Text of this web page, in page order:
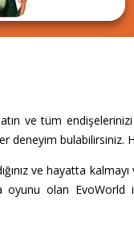
ve tüm
deneyim bulabilirsiniz.
ve hayatta
olan EvoWorld